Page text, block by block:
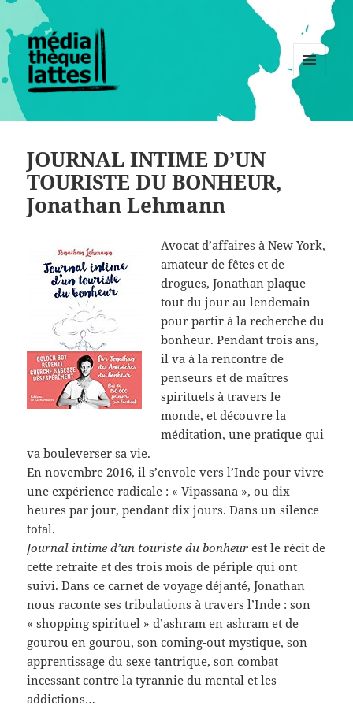
MENU
WIDGETS
JOURNAL INTIME D’UN
TOURISTE DU BONHEUR,
Jonathan Lehmann
Avocat d’affaires à New York,
amateur de fêtes et de
drogues, Jonathan plaque
tout du jour au lendemain
pour partir à la recherche du
bonheur. Pendant trois ans,
il va à la rencontre de
penseurs et de maîtres
spirituels à travers le
monde, et découvre la
méditation, une pratique qui
va bouleverser sa vie.
En novembre 2016, il s’envole vers l’Inde pour vivre
une expérience radicale : « Vipassana », ou dix
heures par jour, pendant dix jours. Dans un silence
total.
Journal intime d’un touriste du bonheur est le récit de
cette retraite et des trois mois de périple qui ont
suivi. Dans ce carnet de voyage déjanté, Jonathan
nous raconte ses tribulations à travers l’Inde : son
« shopping spirituel » d’ashram en ashram et de
gourou en gourou, son coming-out mystique, son
apprentissage du sexe tantrique, son combat
incessant contre la tyrannie du mental et les
addictions…